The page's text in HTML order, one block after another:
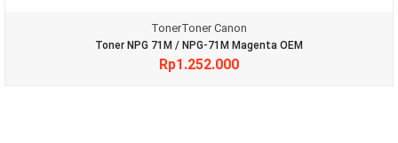
TonerToner Canon
Toner NPG 71M / NPG-71M Magenta OEM
Rp1.252.000